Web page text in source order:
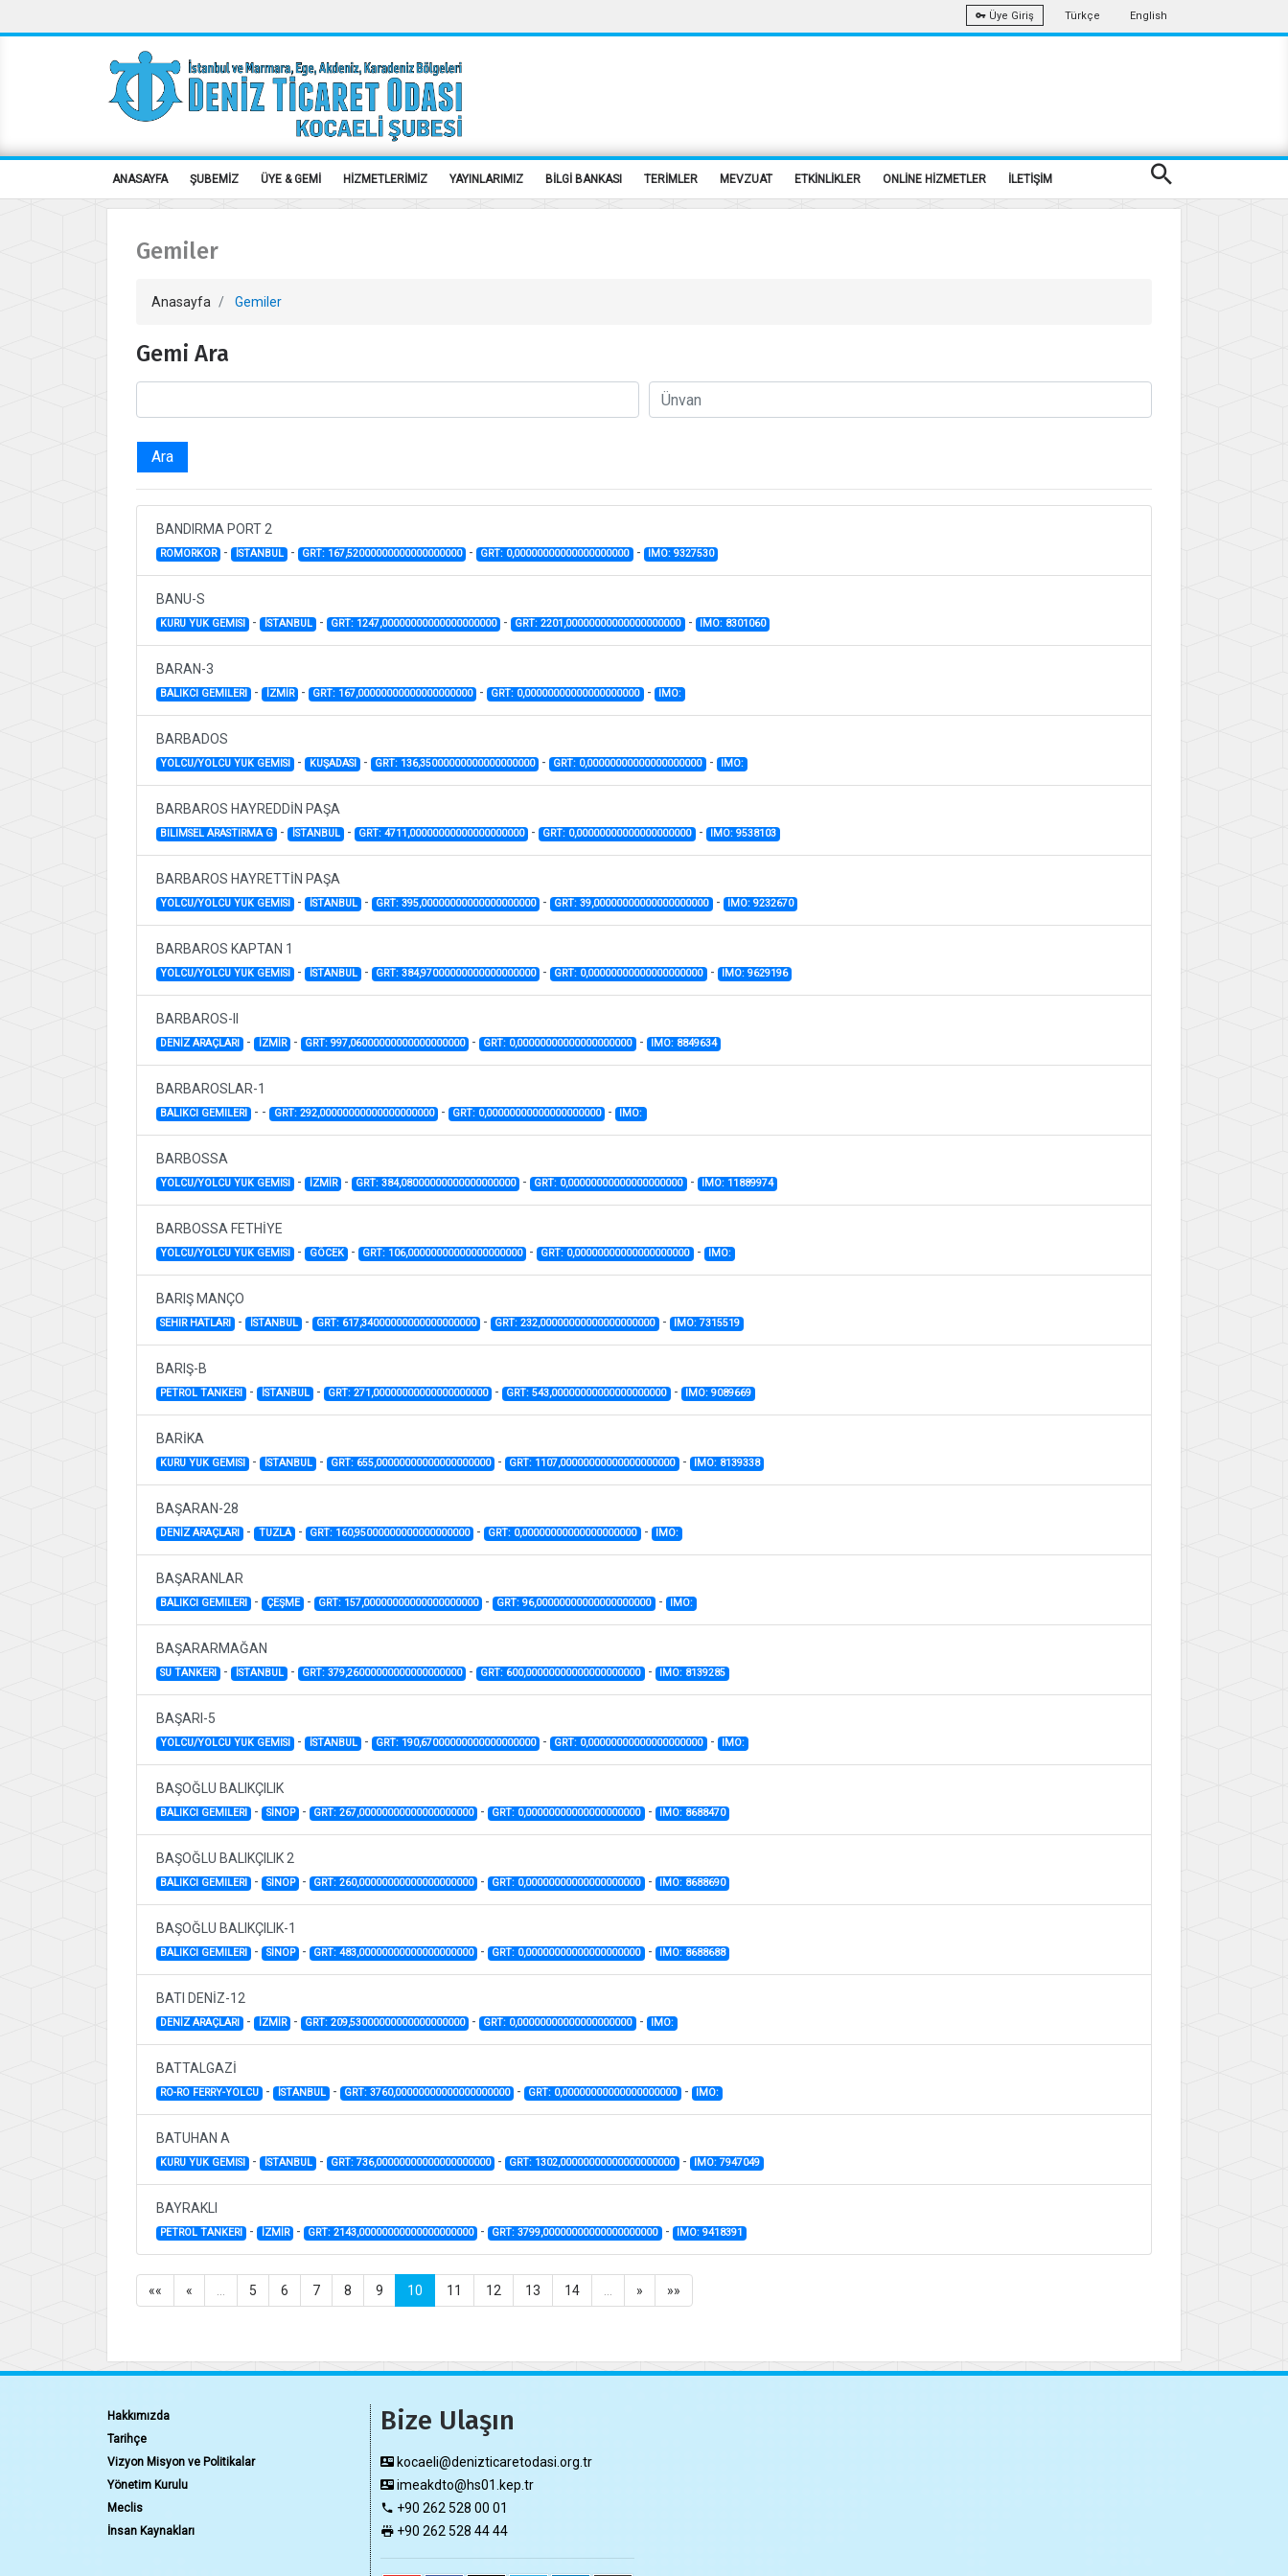
Üye Giriş Türkçe English
ANASAYFA ŞUBEMİZ ÜYE & GEMİ HİZMETLERİMİZ YAYINLARIMIZ BİLGİ BANKASI TERİMLER MEVZUAT ETKİNLİKLER ONLİNE HİZMETLER İLETİŞİM
Gemiler
Anasayfa Gemiler
Gemi Ara
Ara
BANDIRMA PORT 2
ROMORKOR - İSTANBUL - GRT: 167,52000000000000000000 - GRT: 0,00000000000000000000 - IMO: 9327530
BANU-S
KURU YUK GEMISI - İSTANBUL - GRT: 1247,00000000000000000000 - GRT: 2201,00000000000000000000 - IMO: 8301060
BARAN-3
BALIKCI GEMILERI - İZMİR - GRT: 167,00000000000000000000 - GRT: 0,00000000000000000000 - IMO:
BARBADOS
YOLCU/YOLCU YUK GEMISI - KUŞADASI - GRT: 136,35000000000000000000 - GRT: 0,00000000000000000000 - IMO:
BARBAROS HAYREDDİN PAŞA
BILIMSEL ARASTIRMA G - İSTANBUL - GRT: 4711,00000000000000000000 - GRT: 0,00000000000000000000 - IMO: 9538103
BARBAROS HAYRETTİN PAŞA
YOLCU/YOLCU YUK GEMISI - İSTANBUL - GRT: 395,00000000000000000000 - GRT: 39,00000000000000000000 - IMO: 9232670
BARBAROS KAPTAN 1
YOLCU/YOLCU YUK GEMISI - İSTANBUL - GRT: 384,97000000000000000000 - GRT: 0,00000000000000000000 - IMO: 9629196
BARBAROS-II
DENİZ ARAÇLARI - İZMİR - GRT: 997,06000000000000000000 - GRT: 0,00000000000000000000 - IMO: 8849634
BARBAROSLAR-1
BALIKCI GEMILERI - - GRT: 292,00000000000000000000 - GRT: 0,00000000000000000000 - IMO:
BARBOSSA
YOLCU/YOLCU YUK GEMISI - İZMİR - GRT: 384,08000000000000000000 - GRT: 0,00000000000000000000 - IMO: 11889974
BARBOSSA FETHİYE
YOLCU/YOLCU YUK GEMISI - GÖCEK - GRT: 106,00000000000000000000 - GRT: 0,00000000000000000000 - IMO:
BARIŞ MANÇO
SEHIR HATLARI - İSTANBUL - GRT: 617,34000000000000000000 - GRT: 232,00000000000000000000 - IMO: 7315519
BARIŞ-B
PETROL TANKERI - İSTANBUL - GRT: 271,00000000000000000000 - GRT: 543,00000000000000000000 - IMO: 9089669
BARİKA
KURU YUK GEMISI - İSTANBUL - GRT: 655,00000000000000000000 - GRT: 1107,00000000000000000000 - IMO: 8139338
BAŞARAN-28
DENİZ ARAÇLARI - TUZLA - GRT: 160,95000000000000000000 - GRT: 0,00000000000000000000 - IMO:
BAŞARANLAR
BALIKCI GEMILERI - ÇEŞME - GRT: 157,00000000000000000000 - GRT: 96,00000000000000000000 - IMO:
BAŞARARMAĞAN
SU TANKERI - İSTANBUL - GRT: 379,26000000000000000000 - GRT: 600,00000000000000000000 - IMO: 8139285
BAŞARI-5
YOLCU/YOLCU YUK GEMISI - İSTANBUL - GRT: 190,67000000000000000000 - GRT: 0,00000000000000000000 - IMO:
BAŞOĞLU BALIKÇILIK
BALIKCI GEMILERI - SİNOP - GRT: 267,00000000000000000000 - GRT: 0,00000000000000000000 - IMO: 8688470
BAŞOĞLU BALIKÇILIK 2
BALIKCI GEMILERI - SİNOP - GRT: 260,00000000000000000000 - GRT: 0,00000000000000000000 - IMO: 8688690
BAŞOĞLU BALIKÇILIK-1
BALIKCI GEMILERI - SİNOP - GRT: 483,00000000000000000000 - GRT: 0,00000000000000000000 - IMO: 8688688
BATI DENİZ-12
DENİZ ARAÇLARI - İZMİR - GRT: 209,53000000000000000000 - GRT: 0,00000000000000000000 - IMO:
BATTALGAZİ
RO-RO FERRY-YOLCU - İSTANBUL - GRT: 3760,00000000000000000000 - GRT: 0,00000000000000000000 - IMO:
BATUHAN A
KURU YUK GEMISI - İSTANBUL - GRT: 736,00000000000000000000 - GRT: 1302,00000000000000000000 - IMO: 7947049
BAYRAKLI
PETROL TANKERI - İZMİR - GRT: 2143,00000000000000000000 - GRT: 3799,00000000000000000000 - IMO: 9418391
«« « … 5 6 7 8 9 10 11 12 13 14 … » »»
Hakkımızda
Tarihçe
Vizyon Misyon ve Politikalar
Yönetim Kurulu
Meclis
İnsan Kaynakları
Bize Ulaşın
kocaeli@denizticaretodasi.org.tr
imeakdto@hs01.kep.tr
+90 262 528 00 01
+90 262 528 44 44